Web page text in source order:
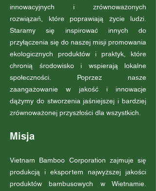
innowacyjnych i zrównoważonych
rozwiązań, które poprawiają życie ludzi.
Staramy się inspirować innych do
przyłączenia się do naszej misji promowania
ekologicznych produktów i praktyk, które
chronią środowisko i wspierają lokalne
społeczności. Poprzez nasze
zaangażowanie w jakość i innowacje
dążymy do stworzenia jaśniejszej i bardziej
zrównoważonej przyszłości dla wszystkich.
Misja
Vietnam Bamboo Corporation zajmuje się
produkcją i eksportem najwyższej jakości
produktów bambusowych w Wietnamie.